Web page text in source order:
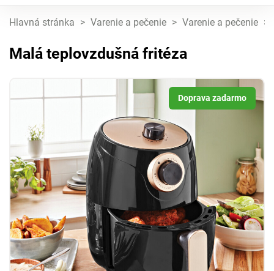
Hlavná stránka > Varenie a pečenie > Varenie a pečenie >
Malá teplovzdušná fritéza
Doprava zadarmo